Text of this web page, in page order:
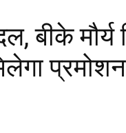
बीके मौर्य
प्रमोशन